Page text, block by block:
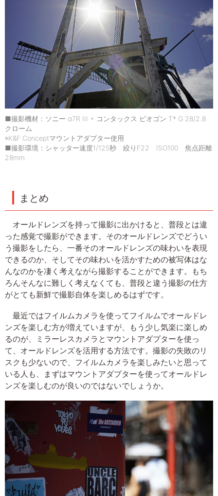
■撮影機材：ソニー α7R III + コンタックス ビオゴン T* G 28/2.8
クローム
※K&F Conceptマウントアダプター使用
■撮影環境：シャッター速度1/125秒 絞りF22 ISO100 焦点距離
28mm
まとめ
オールドレンズを持って撮影に出かけると、普段とは違
った感覚で撮影ができます。そのオールドレンズでどうい
う撮影をしたら、一番そのオールドレンズの味わいを表現
できるのか、そしてその味わいを活かすための被写体はな
んなのかを凄く考えながら撮影することができます。もち
ろんそんなに難しく考えなくても、普段と違う撮影の仕方
がとても新鮮で撮影自体を楽しめるはずです。
最近ではフイルムカメラを使ってフイルムでオールドレ
ンズを楽しむ方が増えていますが、もう少し気楽に楽しめ
るのが、ミラーレスカメラとマウントアダプターを使っ
て、オールドレンズを活用する方法です。撮影の失敗のリ
スクも少ないので、フイルムカメラを楽しみたいと思って
いる人も、まずはマウントアダプターを使ってオールドレ
ンズを楽しむのが良いのではないでしょうか。